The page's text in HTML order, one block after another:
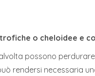
o cheloidee e
possono
rendersi necessaria